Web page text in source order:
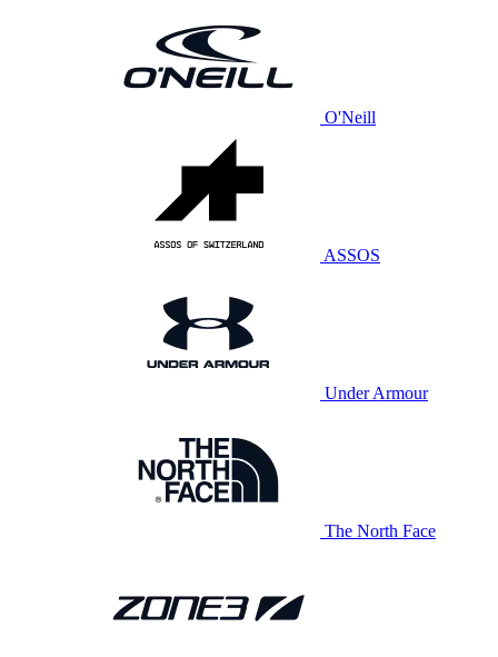
O'Neill
ASSOS
Under Armour
The North Face